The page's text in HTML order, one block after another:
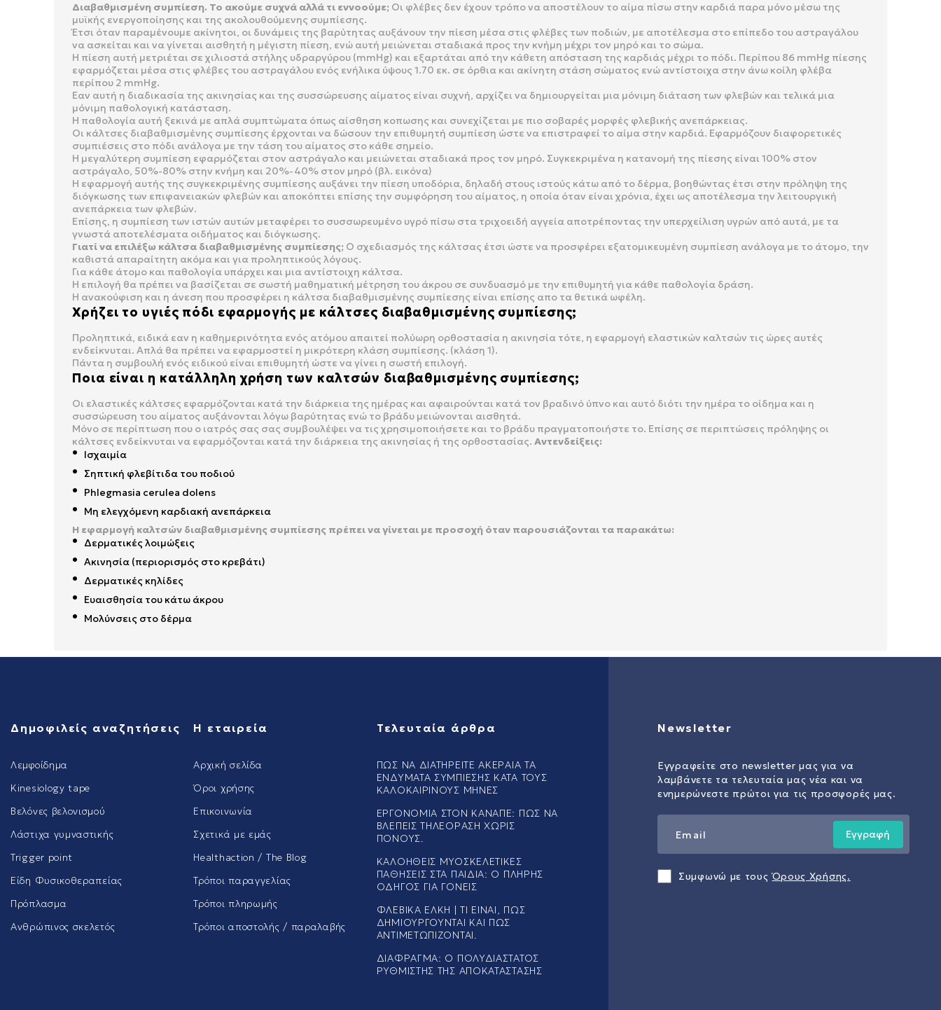
Διαβαθμισμένη συμπίεση. Το ακούμε συχνά αλλά τι εννοούμε; Οι φλέβες δεν έχουν τρόπο να αποστέλουν το αίμα πίσω στην καρδιά παρα μόνο μέσω της
μυϊκής ενεργοποίησης και της ακολουθούμενης συμπίεσης.
Έτσι όταν παραμένουμε ακίνητοι, οι δυνάμεις της βαρύτητας αυξάνουν την πίεση μέσα στις φλέβες των ποδιών, με αποτέλεσμα στο επίπεδο του αστραγάλου
να ασκείται και να γίνεται αισθητή η μέγιστη πίεση, ενώ αυτή μειώνεται σταδιακά προς την κνήμη μέχρι τον μηρό και το σώμα.
Η πίεση αυτή μετριέται σε χιλιοστά στήλης υδραργύρου (mmHg) και εξαρτάται από την κάθετη απόσταση της καρδιάς μέχρι το πόδι. Περίπου 86 mmHg πίεσης
εφαρμόζεται μέσα στις φλέβες του αστραγάλου ενός ενήλικα ύψους 1.70 εκ. σε όρθια και ακίνητη στάση σώματος ενώ αντίστοιχα στην άνω κοίλη φλέβα
περίπου 2 mmHg.
Εαν αυτή η διαδικασία της ακινησίας και της συσσώρευσης αίματος είναι συχνή, αρχίζει να δημιουργείται μια μόνιμη διάταση των φλεβών και τελικά μια
μόνιμη παθολογική κατάσταση.
Η παθολογία αυτή ξεκινά με απλά συμπτώματα όπως αίσθηση κοπωσης και συνεχίζεται με πιο σοβαρές μορφές φλεβικής ανεπάρκειας.
Οι κάλτσες διαβαθμισμένης συμπίεσης έρχονται να δώσουν την επιθυμητή συμπίεση ώστε να επιστραφεί το αίμα στην καρδιά. Εφαρμόζουν διαφορετικές
συμπιέσεις στο πόδι ανάλογα με την τάση του αίματος στο κάθε σημείο.
Η μεγαλύτερη συμπίεση εφαρμόζεται στον αστράγαλο και μειώνεται σταδιακά προς τον μηρό. Συγκεκριμένα η κατανομή της πίεσης είναι 100% στον
αστράγαλο, 50%-80% στην κνήμη και 20%-40% στον μηρό (βλ. εικόνα)
Η εφαρμογή αυτής της συγκεκριμένης συμπίεσης αυξάνει την πίεση υποδόρια, δηλαδή στους ιστούς κάτω από το δέρμα, βοηθώντας έτσι στην πρόληψη της
διόγκωσης των επιφανειακών φλεβών και αποκόπτει επίσης την συμφόρηση του αίματος, η οποία όταν είναι χρόνια, έχει ως αποτέλεσμα την λειτουργική
ανεπάρκεια των φλεβών.
Επίσης, η συμπίεση των ιστών αυτών μεταφέρει το συσσωρευμένο υγρό πίσω στα τριχοειδή αγγεία αποτρέποντας την υπερχείλιση υγρών από αυτά, με τα
γνωστά αποτελέσματα οιδήματος και διόγκωσης.
Γιατί να επιλέξω κάλτσα διαβαθμισμένης συμπίεσης; Ο σχεδιασμός της κάλτσας έτσι ώστε να προσφέρει εξατομικευμένη συμπίεση ανάλογα με το άτομο, την
καθιστά απαραίτητη ακόμα και για προληπτικούς λόγους.
Για κάθε άτομο και παθολογία υπάρχει και μια αντίστοιχη κάλτσα.
Η επιλογή θα πρέπει να βασίζεται σε σωστή μαθηματική μέτρηση του άκρου σε συνδυασμό με την επιθυμητή για κάθε παθολογία δράση.
Η ανακούφιση και η άνεση που προσφέρει η κάλτσα διαβαθμισμένης συμπίεσης είναι επίσης απο τα θετικά ωφέλη.
Χρήζει το υγιές πόδι εφαρμογής με κάλτσες διαβαθμισμένης συμπίεσης;
Προληπτικά, ειδικά εαν η καθημερινότητα ενός ατόμου απαιτεί πολύωρη ορθοστασία η ακινησία τότε, η εφαρμογή ελαστικών καλτσών τις ώρες αυτές
ενδείκνυται. Απλά θα πρέπει να εφαρμοστεί η μικρότερη κλάση συμπίεσης. (κλάση 1).
Πάντα η συμβουλή ενός ειδικού είναι επιθυμητή ώστε να γίνει η σωστή επιλογή.
Ποια είναι η κατάλληλη χρήση των καλτσών διαβαθμισμένης συμπίεσης;
Οι ελαστικές κάλτσες εφαρμόζονται κατά την διάρκεια της ημέρας και αφαιρούνται κατά τον βραδινό ύπνο και αυτό διότι την ημέρα το οίδημα και η
συσσώρευση του αίματος αυξάνονται λόγω βαρύτητας ενώ το βράδυ μειώνονται αισθητά.
Μόνο σε περίπτωση που ο ιατρός σας σας συμβουλέψει να τις χρησιμοποιήσετε και το βράδυ πραγματοποιήστε το. Επίσης σε περιπτώσεις πρόληψης οι
κάλτσες ενδείκνυται να εφαρμόζονται κατά την διάρκεια της ακινησίας ή της ορθοστασίας. Αντενδείξεις:
Ισχαιμία
Σηπτική φλεβίτιδα του ποδιού
Phlegmasia cerulea dolens
Μη ελεγχόμενη καρδιακή ανεπάρκεια
Η εφαρμογή καλτσών διαβαθμισμένης συμπίεσης πρέπει να γίνεται με προσοχή όταν παρουσιάζονται τα παρακάτω:
Δερματικές λοιμώξεις
Ακινησία (περιορισμός στο κρεβάτι)
Δερματικές κηλίδες
Ευαισθησία του κάτω άκρου
Μολύνσεις στο δέρμα
Δημοφιλείς αναζητήσεις
Λεμφοίδημα
Kinesiology tape
Βελόνες βελονισμού
Λάστιχα γυμναστικής
Trigger point
Είδη Φυσικοθεραπείας
Πρόπλασμα
Ανθρώπινος σκελετός
Η εταιρεία
Αρχική σελίδα
Όροι χρήσης
Επικοινωνία
Σχετικά με εμάς
Healthaction / The Blog
Τρόποι παραγγελίας
Τρόποι πληρωμής
Τρόποι αποστολής / παραλαβής
Τελευταία άρθρα
ΠΏΣ ΝΑ ΔΙΑΤΗΡΕΊΤΕ ΑΚΈΡΑΙΑ ΤΑ
ΕΝΔΎΜΑΤΑ ΣΥΜΠΊΕΣΗΣ ΚΑΤΆ ΤΟΥΣ
ΚΑΛΟΚΑΙΡΙΝΟΎΣ ΜΉΝΕΣ
ΕΡΓΟΝΟΜΊΑ ΣΤΟΝ ΚΑΝΑΠΈ: ΠΏΣ ΝΑ
ΒΛΈΠΕΙΣ ΤΗΛΕΌΡΑΣΗ ΧΩΡΊΣ
ΠΌΝΟΥΣ.
ΚΑΛΟΉΘΕΙΣ ΜΥΟΣΚΕΛΕΤΙΚΈΣ
ΠΑΘΉΣΕΙΣ ΣΤΑ ΠΑΙΔΙΆ: Ο ΠΛΉΡΗΣ
ΟΔΗΓΌΣ ΓΙΑ ΓΟΝΕΊΣ
ΦΛΕΒΙΚΆ ΈΛΚΗ | ΤΙ ΕΊΝΑΙ, ΠΏΣ
ΔΗΜΙΟΥΡΓΟΎΝΤΑΙ ΚΑΙ ΠΏΣ
ΑΝΤΙΜΕΤΩΠΊΖΟΝΤΑΙ.
ΔΙΆΦΡΑΓΜΑ: Ο ΠΟΛΥΔΙΆΣΤΑΤΟΣ
ΡΥΘΜΙΣΤΉΣ ΤΗΣ ΑΠΟΚΑΤΆΣΤΑΣΗΣ
Newsletter
Εγγραφείτε στο newsletter μας για να
λαμβάνετε τα τελευταία μας νέα και να
ενημερώνεστε πρώτοι για τις προσφορές μας.
Εγγραφή
Συμφωνώ με τους Όρους Χρήσης.